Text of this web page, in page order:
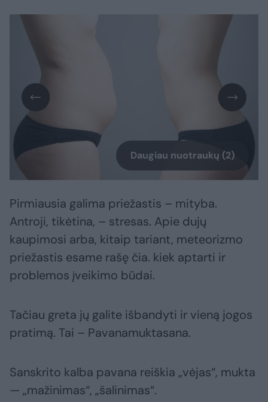
Daugiau nuotraukų (2)
Pirmiausia galima priežastis – mityba.
Antroji, tikėtina, – stresas. Apie dujų
kaupimosi arba, kitaip tariant, meteorizmo
priežastis esame rašę čia. kiek aptarti ir
problemos įveikimo būdai.
Tačiau greta jų galite išbandyti ir vieną jogos
pratimą. Tai – Pavanamuktasana.
Sanskrito kalba pavana reiškia „vėjas“, mukta
— „mažinimas“, „šalinimas“.